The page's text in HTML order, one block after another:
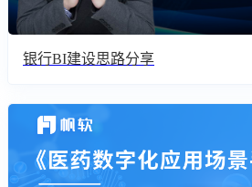
银行BI建设思路分享